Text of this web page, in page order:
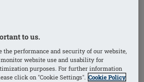
to us.
the performance and security of our website,
website use and usability for
purposes. For further information
click on "Cookie Settings". Cookie Policy